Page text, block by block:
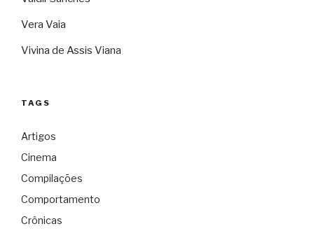
Vera Vaia
Vivina de Assis Viana
TAGS
Artigos
Cinema
Compilações
Comportamento
Crônicas